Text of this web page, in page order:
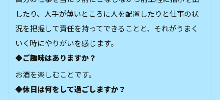
したり、人手が薄いところに人を配置したりと仕事の状
況を把握して責任を持ってできることと、それがうまく
いく時にやりがいを感じます。
◆ご趣味はありますか？
お酒を楽しむことです。
◆休日は何をして過ごしますか？